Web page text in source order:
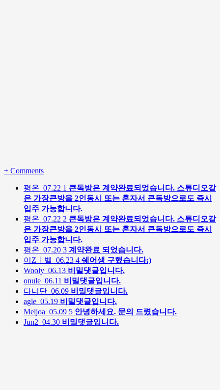
+ Comments
평온 07.22 1 큰독방은 계약완료되었습니다. 스튜디오같
은 가장큰방을 2인동시 또는 혼자서 큰독방으로도 즉시
입주 가능합니다.
평온 07.22 2 큰독방은 계약완료되었습니다. 스튜디오같
은 가장큰방을 2인동시 또는 혼자서 큰독방으로도 즉시
입주 가능합니다.
평온 07.20 3 계약완료 되었습니다.
이Zㅏ벨 06.23 4 쉐어생 구했습니다:)
Wooly 06.13 비밀댓글입니다.
onule 06.11 비밀댓글입니다.
다니단 06.09 비밀댓글입니다.
agle 05.19 비밀댓글입니다.
Meljoa 05.09 5 안녕하세요. 문의 드렸습니다.
Jun2 04.30 비밀댓글입니다.